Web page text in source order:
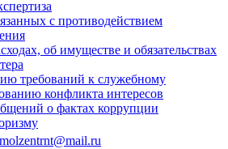
с противодействием
об имуществе и обязательствах
требований к служебному
конфликта интересов
о фактах коррупции